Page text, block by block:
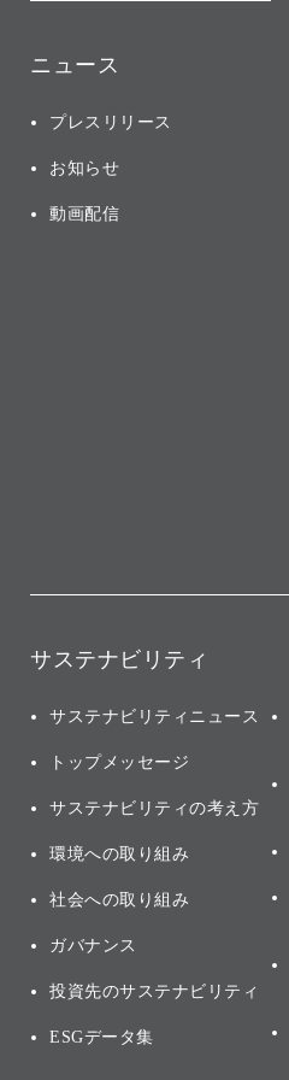
ニュース
プレスリリース
お知らせ
動画配信
サステナビリティ
サステナビリティニュース
トップメッセージ
サステナビリティの考え方
環境への取り組み
社会への取り組み
ガバナンス
投資先のサステナビリティ
ESGデータ集